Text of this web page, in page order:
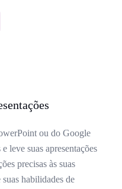
ou do Google
leve suas apresentações
precisas às suas
habilidades de